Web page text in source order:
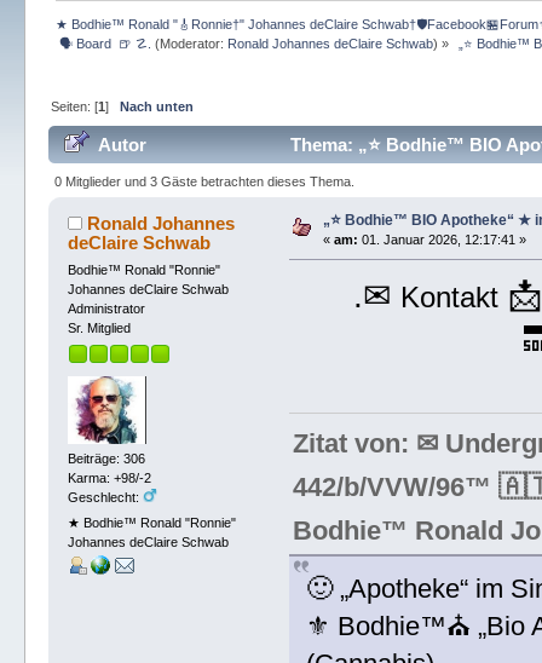
★ Bodhie™ Ronald "🎸Ronnie†" Johannes deClaire
🗣 Board  🍺 ☡. (Moderator: Ronald Johannes deClaire Schwab) » „⭐️ Bodhie™
Seiten: [1] Nach unten
Autor Thema: „⭐️ Bodhie™ BIO
0 Mitglieder und 3 Gäste betrachten dieses Thema.
Ronald Johannes
deClaire Schwab
Bodhie™ Ronald "Ronnie"
Johannes deClaire Schwab
Administrator
Sr. Mitglied
Beiträge: 306
Karma: +98/-2
Geschlecht:
★ Bodhie™ Ronald "Ronnie"
Johannes deClaire Schwab
„⭐️ Bodhie™ BIO Apotheke“ ★
« am: 01. Januar 2026, 12:17:41 »
.✉ Kontakt
Zitat von: ✉
442/b/VVW/96™
Bodhie™ Ronald
🙂 „Apotheke“ im
⚜ Bodhie™⛪ „Bio